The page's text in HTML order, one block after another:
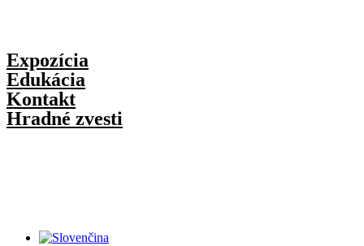
Expozícia
Edukácia
Kontakt
Hradné zvesti